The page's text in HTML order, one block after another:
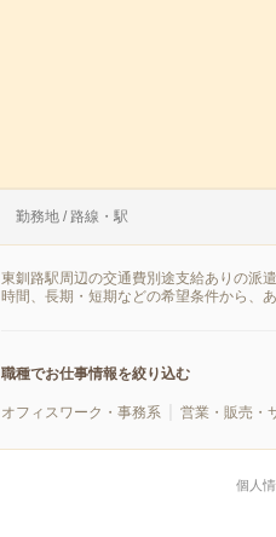
勤務地 / 路線・駅
東釧路駅周辺の交通費別途支給ありの派
時間、長期・短期などの希望条件から、
職種でお仕事情報を絞り込む
オフィスワーク・事務系 営業・販売・
個人